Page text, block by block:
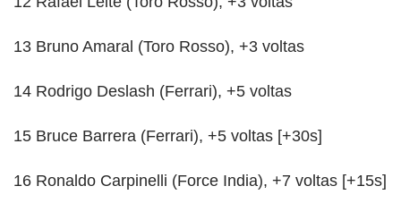
13 Bruno Amaral (Toro Rosso), +3 voltas
14 Rodrigo Deslash (Ferrari), +5 voltas
15 Bruce Barrera (Ferrari), +5 voltas [+30s]
16 Ronaldo Carpinelli (Force India), +7 voltas [+15s]